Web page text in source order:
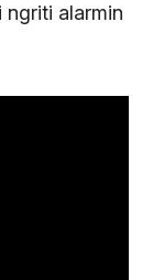
ngriti alarmin